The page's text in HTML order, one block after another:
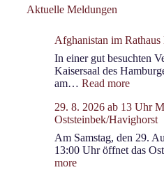
Aktuelle Meldungen
Afghanistan im
In einer gut besuchten
Kaisersaal des
am… Read more:
im
Rathaus
29. 8. 2026 ab 13 Uhr
Oststeinbek/Havighorst
Am Samstag, den 29.
13:00 Uhr öffnet das
more: